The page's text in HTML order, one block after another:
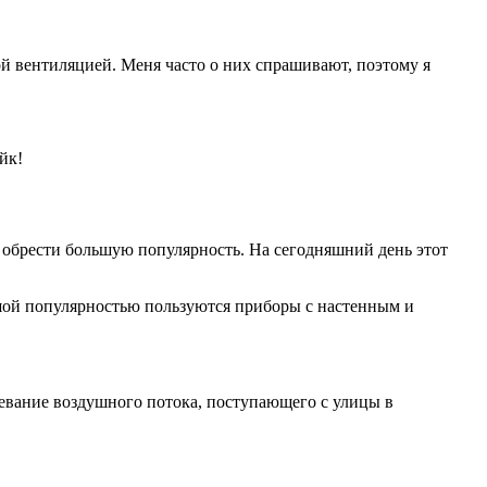
вентиляцией. Меня часто о них спрашивают, поэтому я
большую популярность. На сегодняшний день этот
популярностью пользуются приборы с настенным и
воздушного потока, поступающего с улицы в